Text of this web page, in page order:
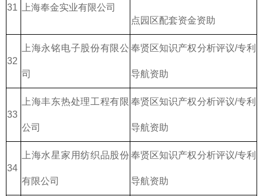
31 上海奉金实业有限公司
点园区配套资金资助
32
上海永铭电子股份有限公
司
奉贤区知识产权分析评议/专利
导航资助
33
上海丰东热处理工程有限
公司
奉贤区知识产权分析评议/专利
导航资助
34
上海水星家用纺织品股份
有限公司
奉贤区知识产权分析评议/专利
导航资助